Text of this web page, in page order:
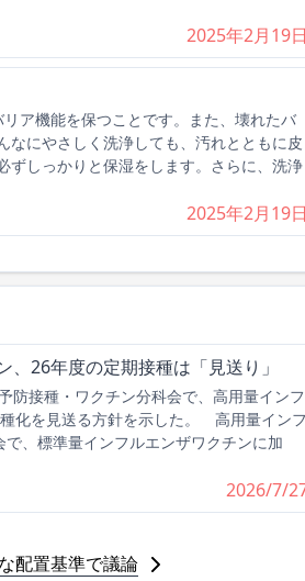
2025年2月19日
ア機能を保つことです。また、壊れたバ
なにやさしく洗浄しても、汚れとともに皮
ずしっかりと保湿をします。さらに、洗浄
2025年2月19日
、26年度の定期接種は「見送り」
接種・ワクチン分科会で、高用量インフ
化を見送る方針を示した。 高用量インフ
、標準量インフルエンザワクチンに加
2026/7/
配置基準で議論